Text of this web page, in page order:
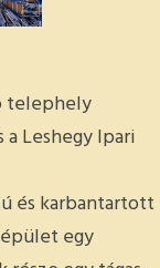
telephely
Leshegy Ipari
és karbantartott
egy